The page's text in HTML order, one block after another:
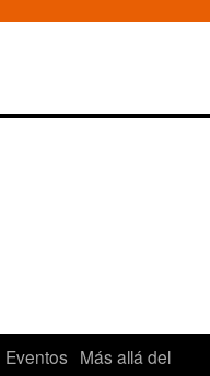
Eventos Más allá del